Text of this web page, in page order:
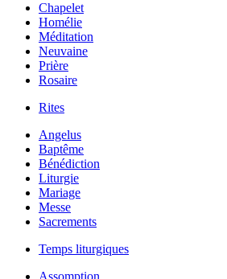
Chapelet
Homélie
Méditation
Neuvaine
Prière
Rosaire
Rites
Angelus
Baptême
Bénédiction
Liturgie
Mariage
Messe
Sacrements
Temps liturgiques
Assomption